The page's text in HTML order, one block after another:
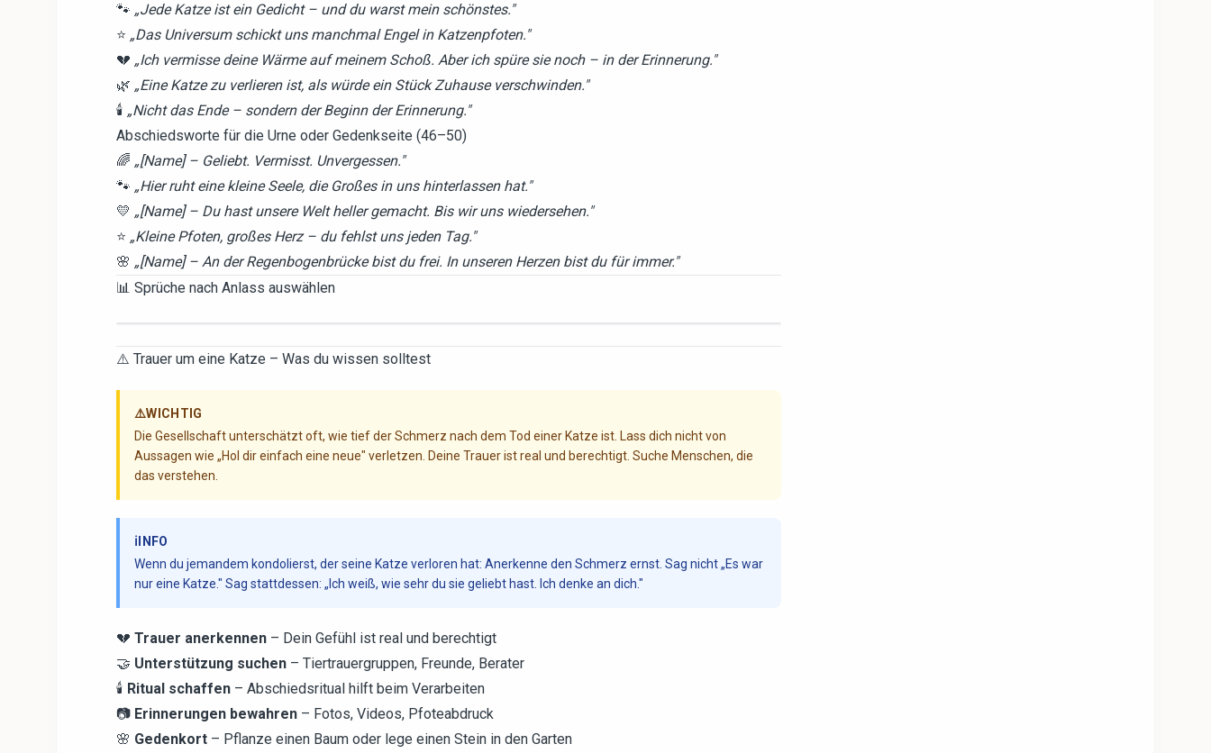
🐾 „Jede Katze ist ein Gedicht – und du warst mein schönstes."
⭐ „Das Universum schickt uns manchmal Engel in Katzenpfoten."
💔 „Ich vermisse deine Wärme auf meinem Schoß. Aber ich spüre sie noch – in der Erinnerung."
🌿 „Eine Katze zu verlieren ist, als würde ein Stück Zuhause verschwinden."
🕯️ „Nicht das Ende – sondern der Beginn der Erinnerung."
Abschiedsworte für die Urne oder Gedenkseite (46–50)
🌈 „[Name] – Geliebt. Vermisst. Unvergessen."
🐾 „Hier ruht eine kleine Seele, die Großes in uns hinterlassen hat."
💛 „[Name] – Du hast unsere Welt heller gemacht. Bis wir uns wiedersehen."
⭐ „Kleine Pfoten, großes Herz – du fehlst uns jeden Tag."
🌸 „[Name] – An der Regenbogenbrücke bist du frei. In unseren Herzen bist du für immer."
📊 Sprüche nach Anlass auswählen
⚠️ Trauer um eine Katze – Was du wissen solltest
⚠️WICHTIG
Die Gesellschaft unterschätzt oft, wie tief der Schmerz nach dem Tod einer Katze ist. Lass dich nicht von
Aussagen wie „Hol dir einfach eine neue" verletzen. Deine Trauer ist real und berechtigt. Suche Menschen, die
das verstehen.
ℹ️ INFO
Wenn du jemandem kondolierst, der seine Katze verloren hat: Anerkenne den Schmerz ernst. Sag nicht „Es war
nur eine Katze." Sag stattdessen: „Ich weiß, wie sehr du sie geliebt hast. Ich denke an dich."
💔 Trauer anerkennen – Dein Gefühl ist real und berechtigt
🤝 Unterstützung suchen – Tiertrauergruppen, Freunde, Berater
🕯️ Ritual schaffen – Abschiedsritual hilft beim Verarbeiten
📷 Erinnerungen bewahren – Fotos, Videos, Pfoteabdruck
🌸 Gedenkort – Pflanze einen Baum oder lege einen Stein in den Garten